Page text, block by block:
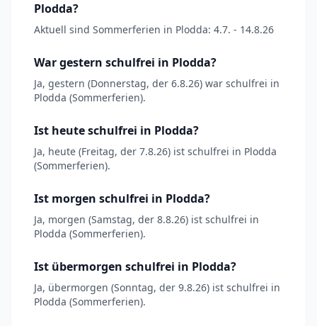
Plodda?
Aktuell sind Sommerferien in Plodda: 4.7. - 14.8.26
War gestern schulfrei in Plodda?
Ja, gestern (Donnerstag, der 6.8.26) war schulfrei in
Plodda (Sommerferien).
Ist heute schulfrei in Plodda?
Ja, heute (Freitag, der 7.8.26) ist schulfrei in Plodda
(Sommerferien).
Ist morgen schulfrei in Plodda?
Ja, morgen (Samstag, der 8.8.26) ist schulfrei in
Plodda (Sommerferien).
Ist übermorgen schulfrei in Plodda?
Ja, übermorgen (Sonntag, der 9.8.26) ist schulfrei in
Plodda (Sommerferien).